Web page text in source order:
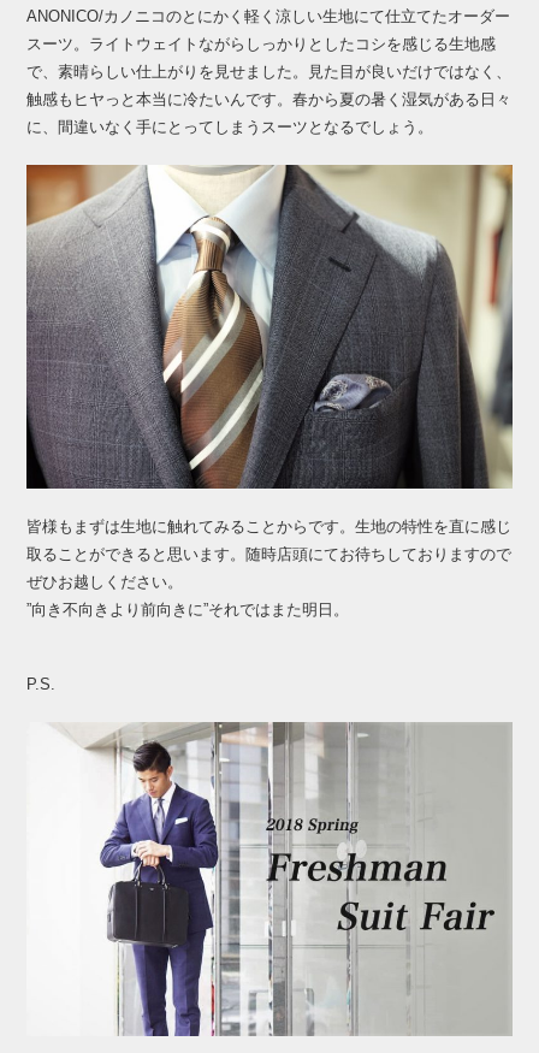
ANONICO/カノニコのとにかく軽く涼しい生地にて仕立てたオーダー
スーツ。ライトウェイトながらしっかりとしたコシを感じる生地感
で、素晴らしい仕上がりを見せました。見た目が良いだけではなく、
触感もヒヤっと本当に冷たいんです。春から夏の暑く湿気がある日々
に、間違いなく手にとってしまうスーツとなるでしょう。
皆様もまずは生地に触れてみることからです。生地の特性を直に感じ
取ることができると思います。随時店頭にてお待ちしておりますので
ぜひお越しください。
”向き不向きより前向きに”それではまた明日。
P.S.